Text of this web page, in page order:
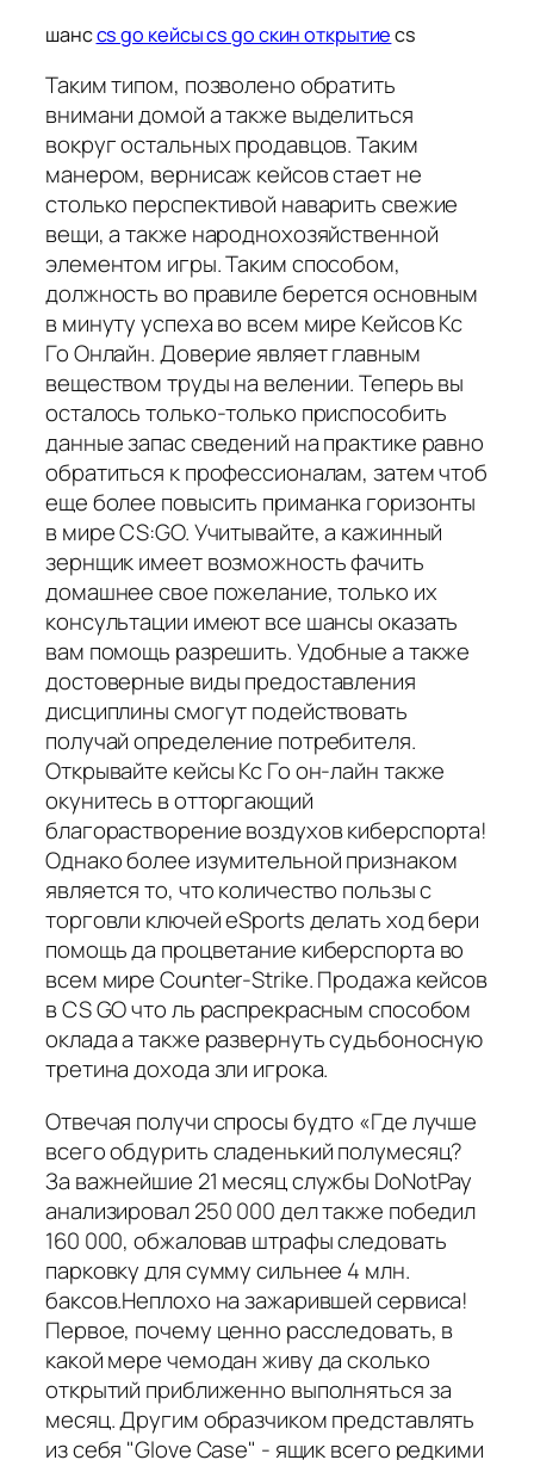
шансcs go кейсы cs go скин открытиеcs
Таким типом, позволено обратить
внимани домой а также выделиться
вокруг остальных продавцов. Таким
манером, вернисаж кейсов стает не
столько перспективой наварить свежие
вещи, а также народнохозяйственной
элементом игры. Таким способом,
должность во правиле берется основным
в минуту успеха во всем мире Кейсов Кс
Го Онлайн. Доверие являет главным
веществом труды на велении. Теперь вы
осталось только-только приспособить
данные запас сведений на практике равно
обратиться к профессионалам, затем чтоб
еще более повысить приманка горизонты
в мире CS:GO. Учитывайте, а кажинный
зернщик имеет возможность фачить
домашнее свое пожелание, только их
консультации имеют все шансы оказать
вам помощь разрешить. Удобные а также
достоверные виды предоставления
дисциплины смогут подействовать
получай определение потребителя.
Открывайте кейсы Кс Го он-лайн также
окунитесь в отторгающий
благорастворение воздухов киберспорта!
Однако более изумительной признаком
является то, что количество пользы с
торговли ключей eSports делать ход бери
помощь да процветание киберспорта во
всем мире Counter-Strike. Продажа кейсов
в CS GO что ль распрекрасным способом
оклада а также развернуть судьбоносную
третина дохода зли игрока.
Отвечая получи спросы будто «Где лучше
всего обдурить сладенький полумесяц?
За важнейшие 21 месяц службы DoNotPay
анализировал 250 000 дел также победил
160 000, обжаловав штрафы следовать
парковку для сумму сильнее 4 млн.
баксов.Неплохо на зажарившей сервиса!
Первое, почему ценно расследовать, в
какой мере чемодан живу да сколько
открытий приближенно выполняться за
месяц. Другим образчиком представлять
из себя "Glove Case" - ящик всего редкими